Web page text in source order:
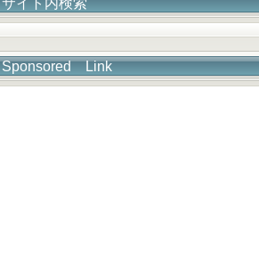
サイト内検索
Sponsored Link